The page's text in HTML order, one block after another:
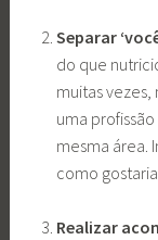
Separar
do que
muitas vezes,
uma
mesma área.
como
Realizar